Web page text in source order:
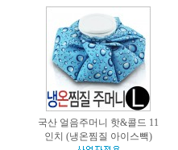
국산 얼음주머니 핫&콜드 11
인치 (냉온찜질 아이스빽)